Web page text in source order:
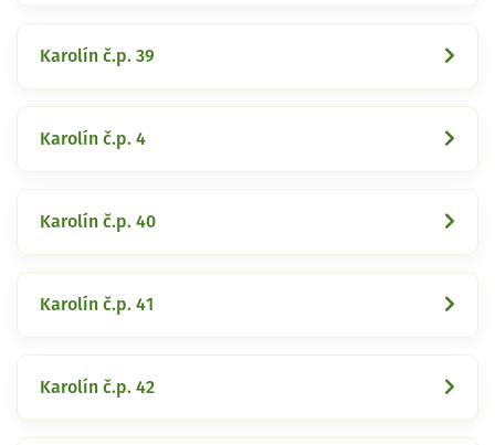
Karolín č.p. 39
Karolín č.p. 4
Karolín č.p. 40
Karolín č.p. 41
Karolín č.p. 42